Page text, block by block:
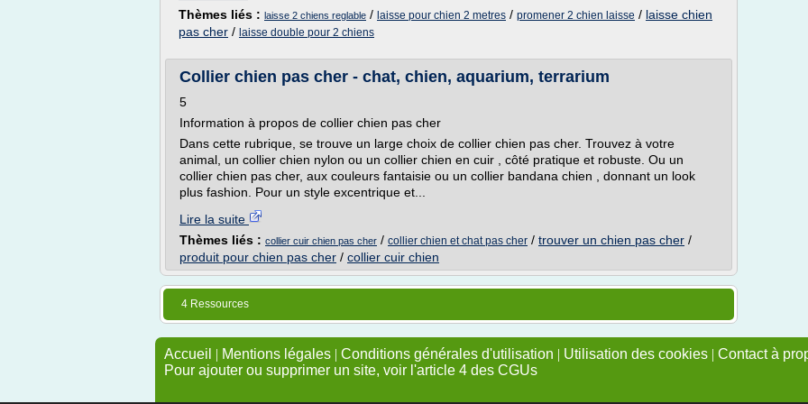
Thèmes liés : laisse 2 chiens reglable / laisse pour chien 2 metres / promener 2 chien laisse / laisse chien
pas cher / laisse double pour 2 chiens
Collier chien pas cher - chat, chien, aquarium, terrarium
5
Information à propos de collier chien pas cher
Dans cette rubrique, se trouve un large choix de collier chien pas cher. Trouvez à votre
animal, un collier chien nylon ou un collier chien en cuir , côté pratique et robuste. Ou un
collier chien pas cher, aux couleurs fantaisie ou un collier bandana chien , donnant un look
plus fashion. Pour un style excentrique et...
Lire la suite
Thèmes liés : collier cuir chien pas cher / collier chien et chat pas cher / trouver un chien pas cher /
produit pour chien pas cher / collier cuir chien
4 Ressources
Accueil | Mentions légales | Conditions générales d'utilisation | Utilisation des cookies | Contact à
Pour ajouter ou supprimer un site, voir l'article 4 des CGUs